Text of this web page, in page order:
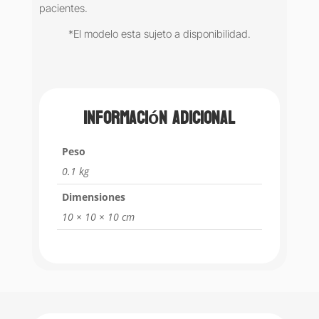
pacientes.
*El modelo esta sujeto a disponibilidad.
Información adicional
Peso
0.1 kg
Dimensiones
10 × 10 × 10 cm